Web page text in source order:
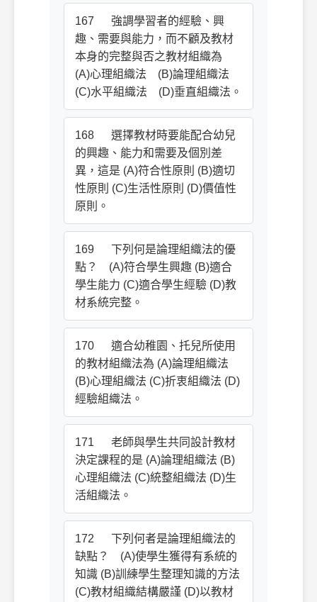
167 強調學習者的經驗、興
趣、需要與能力，而不顧及教材
本身的完整與否之教材組織為
(A)心理組織法 (B)論理組織法
(C)水平組織法 (D)垂直組織法。
168 選擇教材時要能配合幼兒
的興趣、能力和需要及個別差
異，這是 (A)符合性原則 (B)適切
性原則 (C)生活性原則 (D)價值性
原則。
169 下列何是論理組織法的優
點？ (A)符合學生興趣 (B)適合
學生能力 (C)適合學生經驗 (D)教
材系統完整。
170 適合幼稚園、托兒所使用
的教材組織法為 (A)論理組織法
(B)心理組織法 (C)折衷組織法 (D)
經驗組織法。
171 老師與學生共同設計教材
決定課程的是 (A)論理組織法 (B)
心理組織法 (C)統整組織法 (D)生
活組織法。
172 下列何者是論理組織法的
缺點？ (A)使學生獲得有系統的
知識 (B)訓練學生整理知識的方法
(C)教材組織結構嚴謹 (D)以教材